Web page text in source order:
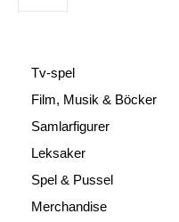
Tv-spel
Film, Musik & Böcker
Samlarfigurer
Leksaker
Spel & Pussel
Merchandise